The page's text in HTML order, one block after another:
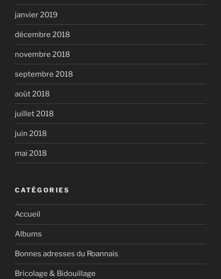
janvier 2019
décembre 2018
novembre 2018
septembre 2018
août 2018
juillet 2018
juin 2018
mai 2018
CATÉGORIES
Accueil
Albums
Bonnes adresses du Roannais
Bricolage & Bidouillage